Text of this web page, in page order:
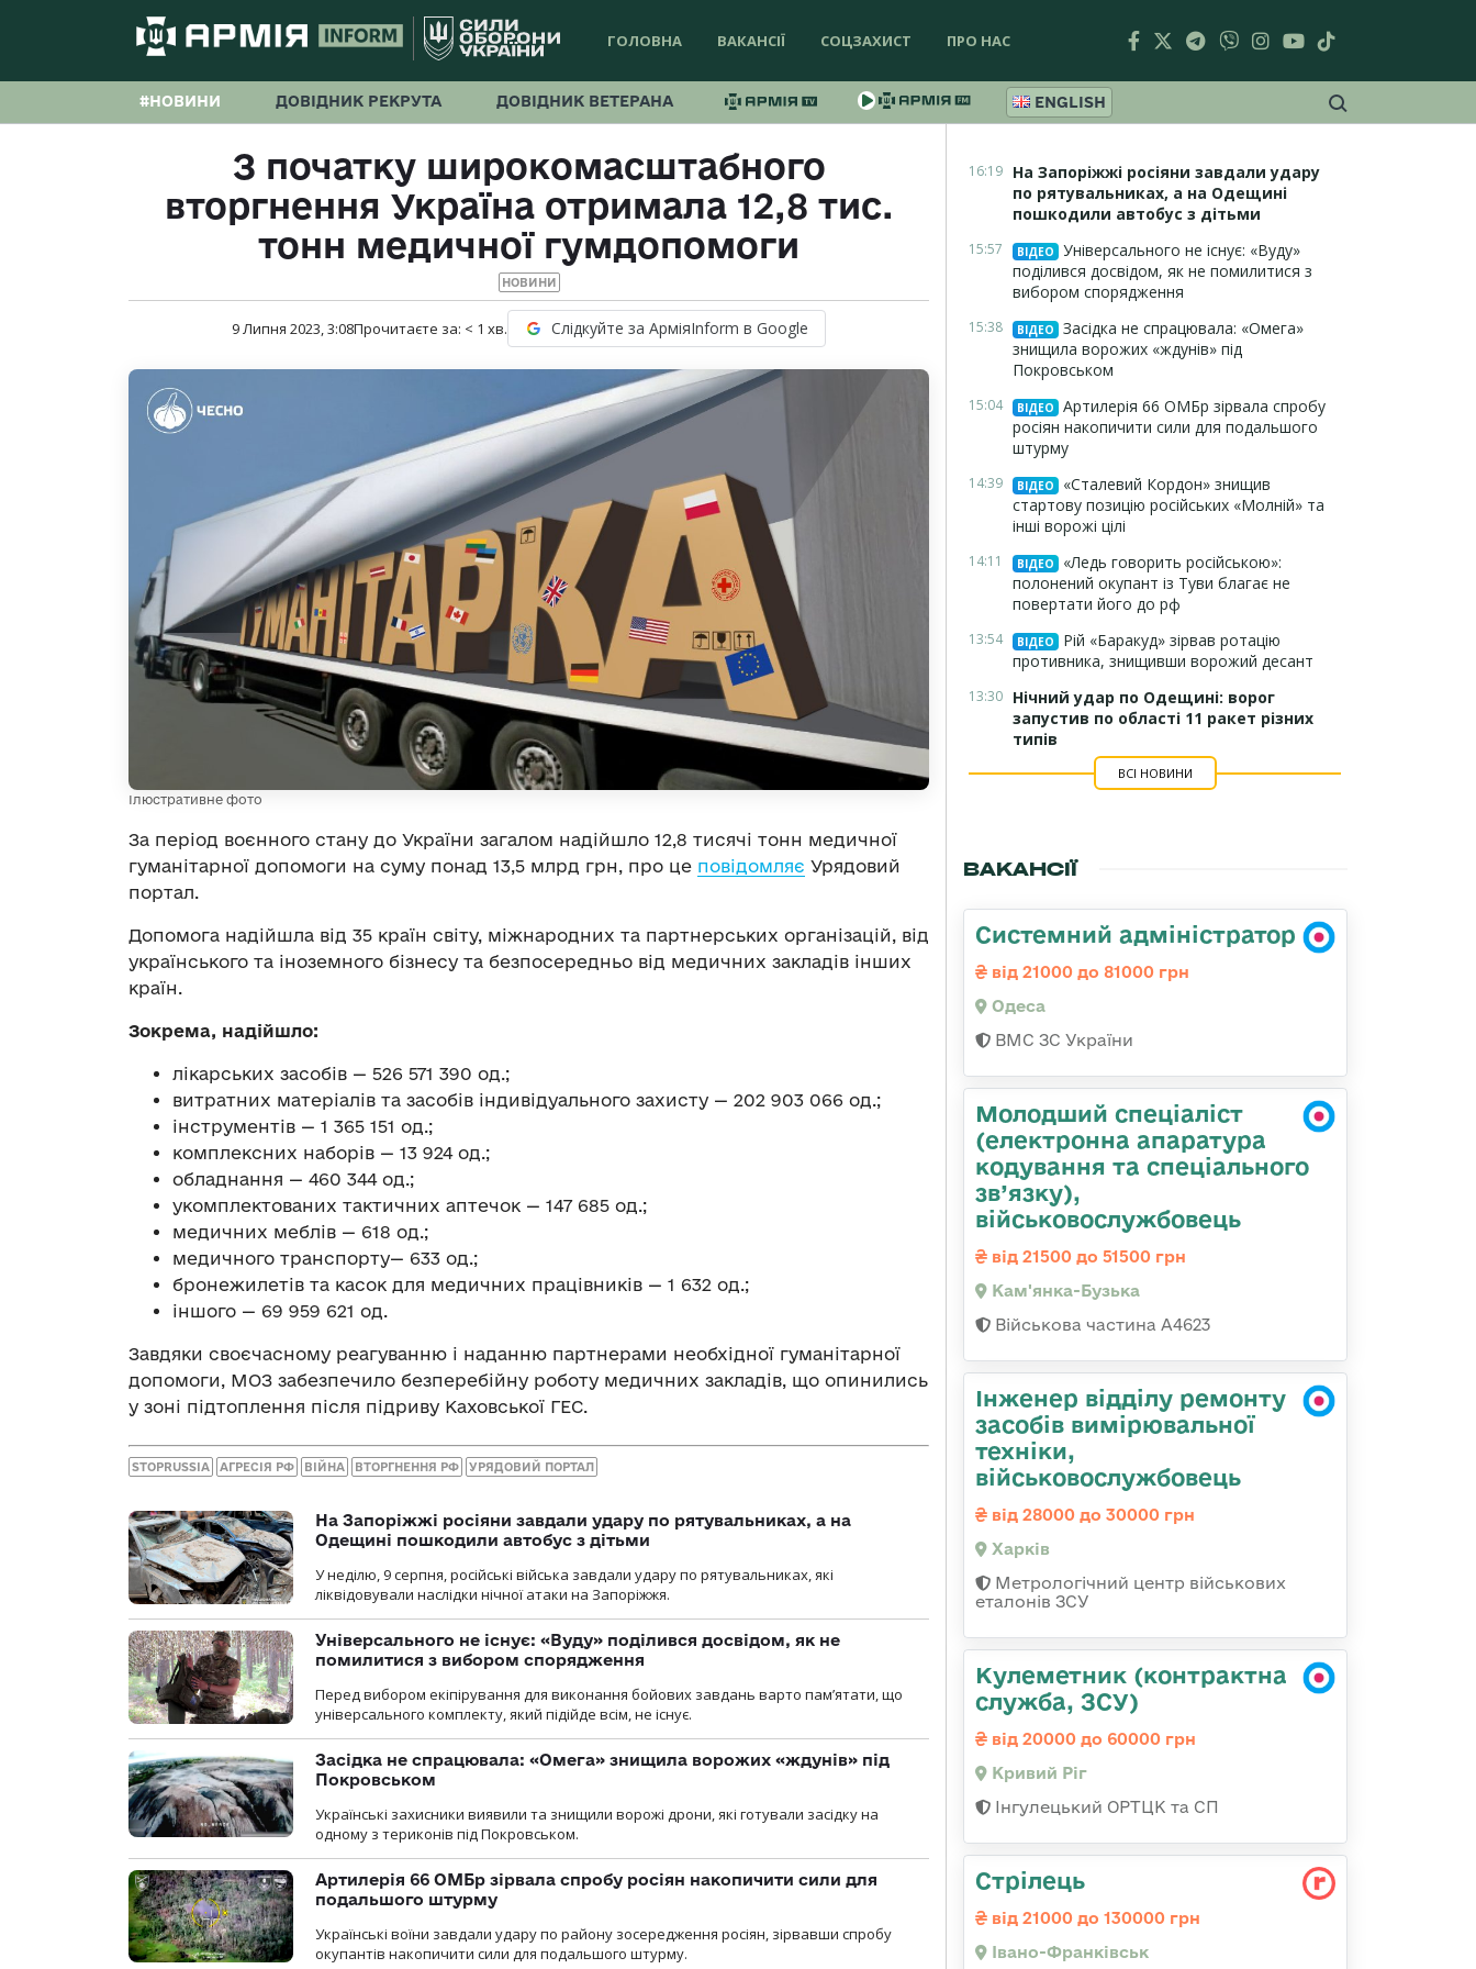
ГОЛОВНА ВАКАНСІЇ СОЦЗАХИСТ ПРО НАС
#НОВИНИ ДОВІДНИК РЕКРУТА ДОВІДНИК ВЕТЕРАНА ENGLISH
З початку широкомасштабного
вторгнення Україна отримала 12,8 тис.
тонн медичної гумдопомоги
НОВИНИ
9 Липня 2023, 3:08Прочитаєте за: < 1 хв. Слідкуйте за АрміяInform в Google
Ілюстративне фото
За період воєнного стану до України загалом надійшло 12,8 тисячі тонн медичної
гуманітарної допомоги на суму понад 13,5 млрд грн, про це повідомляє Урядовий
портал.
Допомога надійшла від 35 країн світу, міжнародних та партнерських організацій, від
українського та іноземного бізнесу та безпосередньо від медичних закладів інших
країн.
Зокрема, надійшло:
лікарських засобів — 526 571 390 од.;
витратних матеріалів та засобів індивідуального захисту — 202 903 066 од.;
інструментів — 1 365 151 од.;
комплексних наборів — 13 924 од.;
обладнання — 460 344 од.;
укомплектованих тактичних аптечок — 147 685 од.;
медичних меблів — 618 од.;
медичного транспорту— 633 од.;
бронежилетів та касок для медичних працівників — 1 632 од.;
іншого — 69 959 621 од.
Завдяки своєчасному реагуванню і наданню партнерами необхідної гуманітарної
допомоги, МОЗ забезпечило безперебійну роботу медичних закладів, що опинились
у зоні підтоплення після підриву Каховської ГЕС.
STOPRUSSIA АГРЕСІЯ РФ ВІЙНА ВТОРГНЕННЯ РФ УРЯДОВИЙ ПОРТАЛ
На Запоріжжі росіяни завдали удару по рятувальниках, а на
Одещині пошкодили автобус з дітьми
У неділю, 9 серпня, російські війська завдали удару по рятувальниках, які
ліквідовували наслідки нічної атаки на Запоріжжя.
Універсального не існує: «Вуду» поділився досвідом, як не
помилитися з вибором спорядження
Перед вибором екіпірування для виконання бойових завдань варто пам’ятати, що
універсального комплекту, який підійде всім, не існує.
Засідка не спрацювала: «Омега» знищила ворожих «ждунів» під
Покровськом
Українські захисники виявили та знищили ворожі дрони, які готували засідку на
одному з териконів під Покровськом.
Артилерія 66 ОМБр зірвала спробу росіян накопичити сили для
подальшого штурму
Українські воїни завдали удару по району зосередження росіян, зірвавши спробу
окупантів накопичити сили для подальшого штурму.
16:19 На Запоріжжі росіяни завдали удару
по рятувальниках, а на Одещині
пошкодили автобус з дітьми
15:57 ВІДЕО
Універсального не існує: «Вуду»
поділився досвідом, як не помилитися з
вибором спорядження
15:38 ВІДЕО
Засідка не спрацювала: «Омега»
знищила ворожих «ждунів» під
Покровськом
15:04 ВІДЕО
Артилерія 66 ОМБр зірвала спробу
росіян накопичити сили для подальшого
штурму
14:39 ВІДЕО
«Сталевий Кордон» знищив
стартову позицію російських «Молній» та
інші ворожі цілі
14:11 ВІДЕО
«Ледь говорить російською»:
полонений окупант із Туви благає не
повертати його до рф
13:54 ВІДЕО
Рій «Баракуд» зірвав ротацію
противника, знищивши ворожий десант
13:30 Нічний удар по Одещині: ворог
запустив по області 11 ракет різних
типів
ВСІ НОВИНИ
ВАКАНСІЇ
Системний адміністратор
від 21000 до 81000 грн
Одеса
ВМС ЗС України
Молодший спеціаліст
(електронна апаратура
кодування та спеціального
зв’язку),
військовослужбовець
від 21500 до 51500 грн
Кам'янка-Бузька
Військова частина А4623
Інженер відділу ремонту
засобів вимірювальної
техніки,
військовослужбовець
від 28000 до 30000 грн
Харків
Метрологічний центр військових
еталонів ЗСУ
Кулеметник (контрактна
служба, ЗСУ)
від 20000 до 60000 грн
Кривий Ріг
Інгулецький ОРТЦК та СП
Стрілець
від 21000 до 130000 грн
Івано-Франківськ